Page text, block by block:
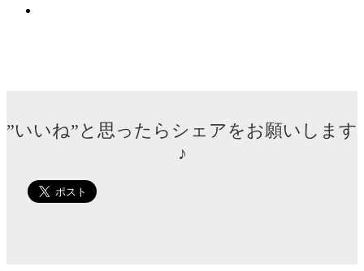
”いいね”と思ったらシェアをお願いします
♪